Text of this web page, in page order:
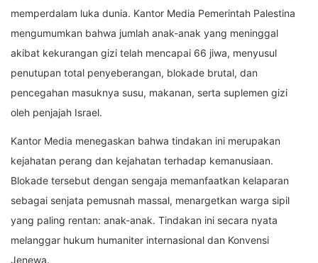
memperdalam luka dunia. Kantor Media Pemerintah Palestina
mengumumkan bahwa jumlah anak-anak yang meninggal
akibat kekurangan gizi telah mencapai 66 jiwa, menyusul
penutupan total penyeberangan, blokade brutal, dan
pencegahan masuknya susu, makanan, serta suplemen gizi
oleh penjajah Israel.
Kantor Media menegaskan bahwa tindakan ini merupakan
kejahatan perang dan kejahatan terhadap kemanusiaan.
Blokade tersebut dengan sengaja memanfaatkan kelaparan
sebagai senjata pemusnah massal, menargetkan warga sipil
yang paling rentan: anak-anak. Tindakan ini secara nyata
melanggar hukum humaniter internasional dan Konvensi
Jenewa.